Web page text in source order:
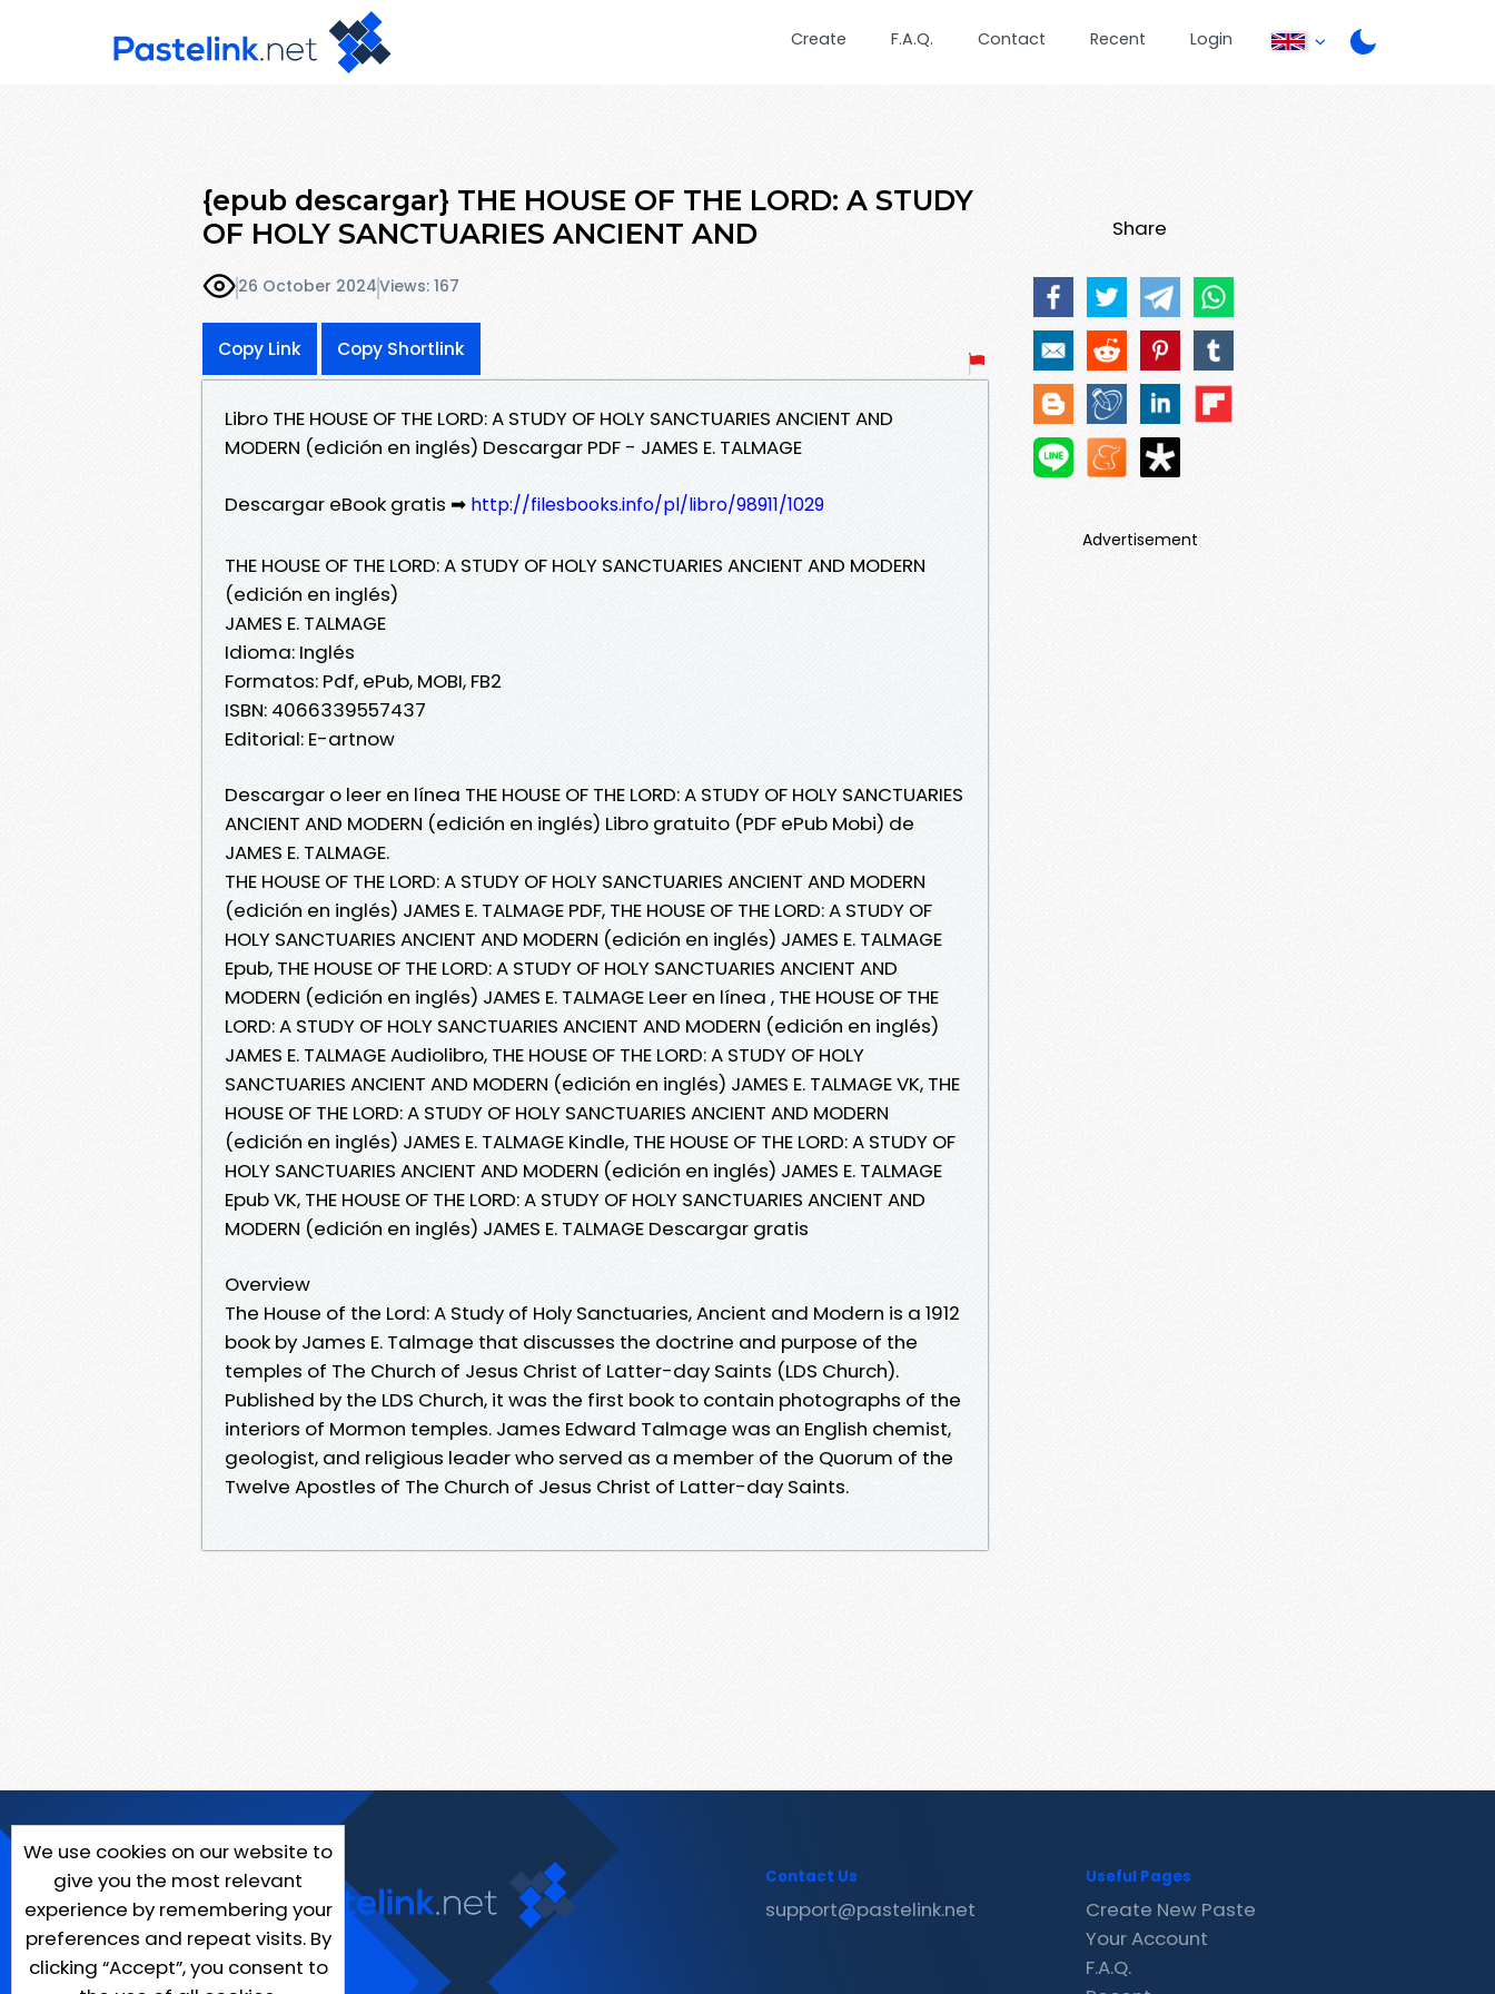
Create F.A.Q. Contact Recent Login
{epub descargar} THE HOUSE OF THE LORD: A STUDY
OF HOLY SANCTUARIES ANCIENT AND
26 October 2024Views: 167
Copy Link Copy Shortlink
Libro THE HOUSE OF THE LORD: A STUDY OF HOLY SANCTUARIES ANCIENT AND
MODERN (edición en inglés) Descargar PDF - JAMES E. TALMAGE
Descargar eBook gratis ➡ http://filesbooks.info/pl/libro/98911/1029
THE HOUSE OF THE LORD: A STUDY OF HOLY SANCTUARIES ANCIENT AND MODERN
(edición en inglés)
JAMES E. TALMAGE
Idioma: Inglés
Formatos: Pdf, ePub, MOBI, FB2
ISBN: 4066339557437
Editorial: E-artnow
Descargar o leer en línea THE HOUSE OF THE LORD: A STUDY OF HOLY SANCTUARIES
ANCIENT AND MODERN (edición en inglés) Libro gratuito (PDF ePub Mobi) de
JAMES E. TALMAGE.
THE HOUSE OF THE LORD: A STUDY OF HOLY SANCTUARIES ANCIENT AND MODERN
(edición en inglés) JAMES E. TALMAGE PDF, THE HOUSE OF THE LORD: A STUDY OF
HOLY SANCTUARIES ANCIENT AND MODERN (edición en inglés) JAMES E. TALMAGE
Epub, THE HOUSE OF THE LORD: A STUDY OF HOLY SANCTUARIES ANCIENT AND
MODERN (edición en inglés) JAMES E. TALMAGE Leer en línea , THE HOUSE OF THE
LORD: A STUDY OF HOLY SANCTUARIES ANCIENT AND MODERN (edición en inglés)
JAMES E. TALMAGE Audiolibro, THE HOUSE OF THE LORD: A STUDY OF HOLY
SANCTUARIES ANCIENT AND MODERN (edición en inglés) JAMES E. TALMAGE VK, THE
HOUSE OF THE LORD: A STUDY OF HOLY SANCTUARIES ANCIENT AND MODERN
(edición en inglés) JAMES E. TALMAGE Kindle, THE HOUSE OF THE LORD: A STUDY OF
HOLY SANCTUARIES ANCIENT AND MODERN (edición en inglés) JAMES E. TALMAGE
Epub VK, THE HOUSE OF THE LORD: A STUDY OF HOLY SANCTUARIES ANCIENT AND
MODERN (edición en inglés) JAMES E. TALMAGE Descargar gratis
Overview
The House of the Lord: A Study of Holy Sanctuaries, Ancient and Modern is a 1912
book by James E. Talmage that discusses the doctrine and purpose of the
temples of The Church of Jesus Christ of Latter-day Saints (LDS Church).
Published by the LDS Church, it was the first book to contain photographs of the
interiors of Mormon temples. James Edward Talmage was an English chemist,
geologist, and religious leader who served as a member of the Quorum of the
Twelve Apostles of The Church of Jesus Christ of Latter-day Saints.
Share
Advertisement
We use cookies on our website to
give you the most relevant
experience by remembering your
preferences and repeat visits. By
clicking “Accept”, you consent to
Contact Us
support@pastelink.net
Useful Pages
Create New Paste
Your Account
F.A.Q.